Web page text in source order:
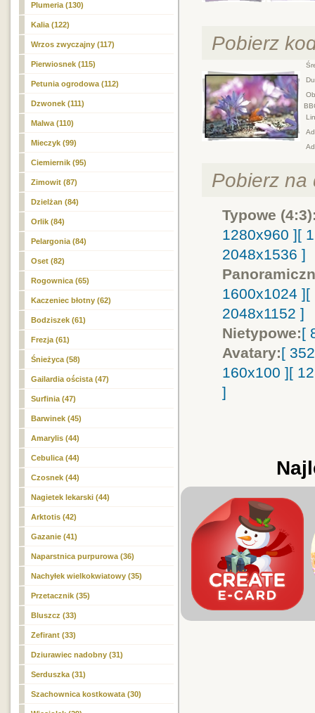
Plumeria (130)
Kalia (122)
Wrzos zwyczajny (117)
Pierwiosnek (115)
Petunia ogrodowa (112)
Dzwonek (111)
Malwa (110)
Mieczyk (99)
Ciemiernik (95)
Zimowit (87)
Dzielżan (84)
Orlik (84)
Pelargonia (84)
Oset (82)
Rogownica (65)
Kaczeniec błotny (62)
Bodziszek (61)
Frezja (61)
Śnieżyca (58)
Gailardia oścista (47)
Surfinia (47)
Barwinek (45)
Amarylis (44)
Cebulica (44)
Czosnek (44)
Nagietek lekarski (44)
Arktotis (42)
Gazanie (41)
Naparstnica purpurowa (36)
Nachyłek wielkokwiatowy (35)
Przetacznik (35)
Bluszcz (33)
Zefirant (33)
Dziurawiec nadobny (31)
Serduszka (31)
Szachownica kostkowata (30)
Pobierz
Pobierz na
Typowe
1280x960 ][
2048x1536 ]
1600x1024 ][
2048x1152 ]
Nietypowe:[
Avatary:[
160x100 ][
]